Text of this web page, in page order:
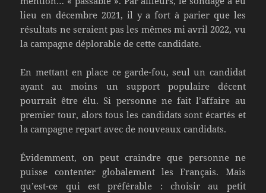
lieu en décembre 2021, il y a fort à parier que les
résultats ne seraient pas les mêmes mi avril 2022, vu
la campagne déplorable de cette candidate.
En mettant en place ce garde-fou, seul un candidat
ayant au moins un support populaire décent
pourrait être élu. Si personne ne fait l’affaire au
premier tour, alors tous les candidats sont écartés et
la campagne repart avec de nouveaux candidats.
Évidemment, on peut craindre que personne ne
puisse contenter globalement les Français. Mais
qu’est-ce qui est préférable : choisir au petit